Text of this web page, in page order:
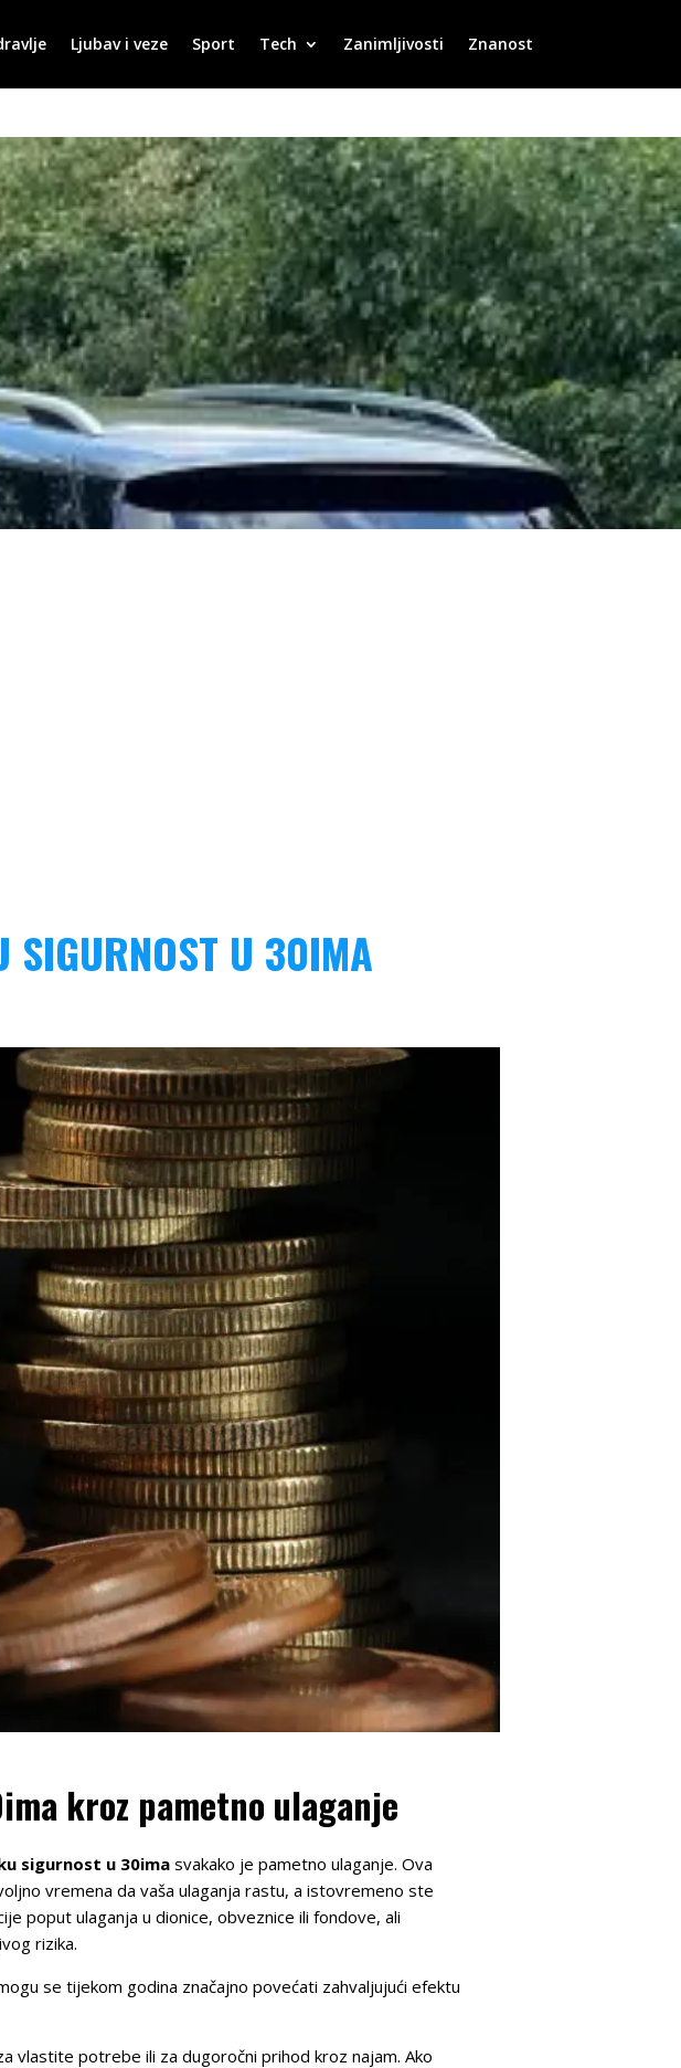
Ljubav i veze Sport Tech Zanimljivosti Znanost
SIGURNOST U 30IMA
kroz pametno ulaganje
sigurnost u 30ima svakako je pametno ulaganje. Ova
vremena da vaša ulaganja rastu, a istovremeno ste
poput ulaganja u dionice, obveznice ili fondove, ali
rizika.
se tijekom godina značajno povećati zahvaljujući efektu
vlastite potrebe ili za dugoročni prihod kroz najam. Ako